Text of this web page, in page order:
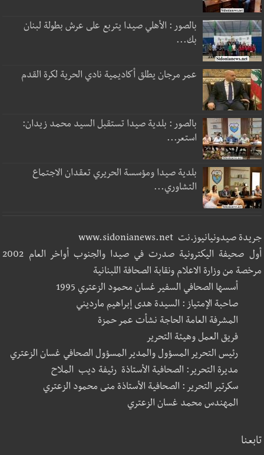
بالصور : الأهلي صيدا يتربع على عرش بطولة لبنان
بك...
عمر مرجان يطلق أكاديمية نادي الحرية لكرة القدم
بالصور : بلدية صيدا تستقبل السيد محمد زيدان:
استعر...
بلدية صيدا ومؤسسة الحريري تعقدان الاجتماع
التشاوري...
جريدة صيدونيانيوز.نت www.sidonianews.net
أول صحيفة اليكترونية صدرت في صيدا والجنوب أواخر العام 2002
مرخصة من وزارة الاعلام ونقابة الصحافة اللبنانية
أسسها الصحافي السفير غسان محمود الزعتري 1995
صاحبة الإمتياز : السيدة هدى إبراهيم مارديني
المشرفة العامة الحاجة نشأت عمر حمزة
فريق العمل وهيئة التحرير
رئيس التحرير المسؤول والمدير المسؤول الصحافي غسان الزعتري
مديرة التحرير: الصحافية الأستاذة رئيفة ديب الملاح
سكرتير التحرير : الصحافية الأستاذة منى محمود الزعتري
المهندس محمد غسان الزعتري
تابعنا